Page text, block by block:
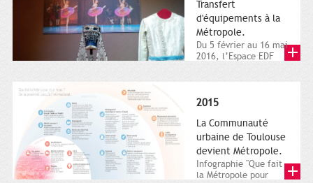
Transfert
d'équipements à la
Métropole.
Du 5 février au 16 mai
2016, l’Espace EDF
2015
La Communauté
urbaine de Toulouse
devient Métropole.
Infographie "Que fait
la Métropole pour